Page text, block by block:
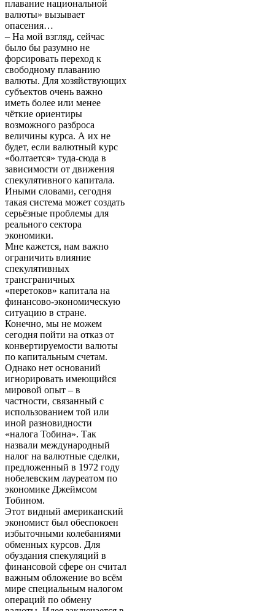
плавание национальной
валюты» вызывает
опасения…
– На мой взгляд, сейчас
было бы разумно не
форсировать переход к
свободному плаванию
валюты. Для хозяйствующих
субъектов очень важно
иметь более или менее
чёткие ориентиры
возможного разброса
величины курса. А их не
будет, если валютный курс
«болтается» туда-сюда в
зависимости от движения
спекулятивного капитала.
Иными словами, сегодня
такая система может создать
серьёзные проблемы для
реального сектора
экономики.
Мне кажется, нам важно
ограничить влияние
спекулятивных
трансграничных
«перетоков» капитала на
финансово-экономическую
ситуацию в стране.
Конечно, мы не можем
сегодня пойти на отказ от
конвертируемости валюты
по капитальным счетам.
Однако нет оснований
игнорировать имеющийся
мировой опыт – в
частности, связанный с
использованием той или
иной разновидности
«налога Тобина». Так
назвали международный
налог на валютные сделки,
предложенный в 1972 году
нобелевским лауреатом по
экономике Джеймсом
Тобином.
Этот видный американский
экономист был обеспокоен
избыточными колебаниями
обменных курсов. Для
обуздания спекуляций в
финансовой сфере он считал
важным обложение во всём
мире специальным налогом
операций по обмену